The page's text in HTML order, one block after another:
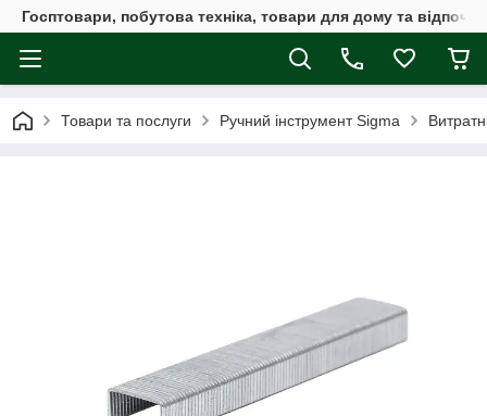
Госптовари, побутова техніка, товари для дому та
Товари та послуги Ручний інструмент Sigma